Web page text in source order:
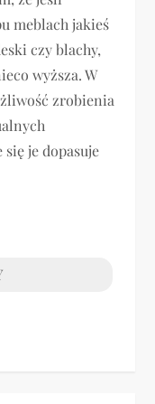
meblach jakieś
czy blachy,
wyższa. W
zrobienia
je dopasuje